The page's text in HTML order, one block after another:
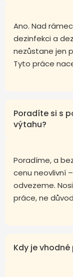
Ano. Nad
dezinfekci a
nezůstane jen
Tyto práce
Poradíte si s
výtahu?
Poradíme, a
cenu neovlivní
odvezeme.
práce, ne
Kdy je